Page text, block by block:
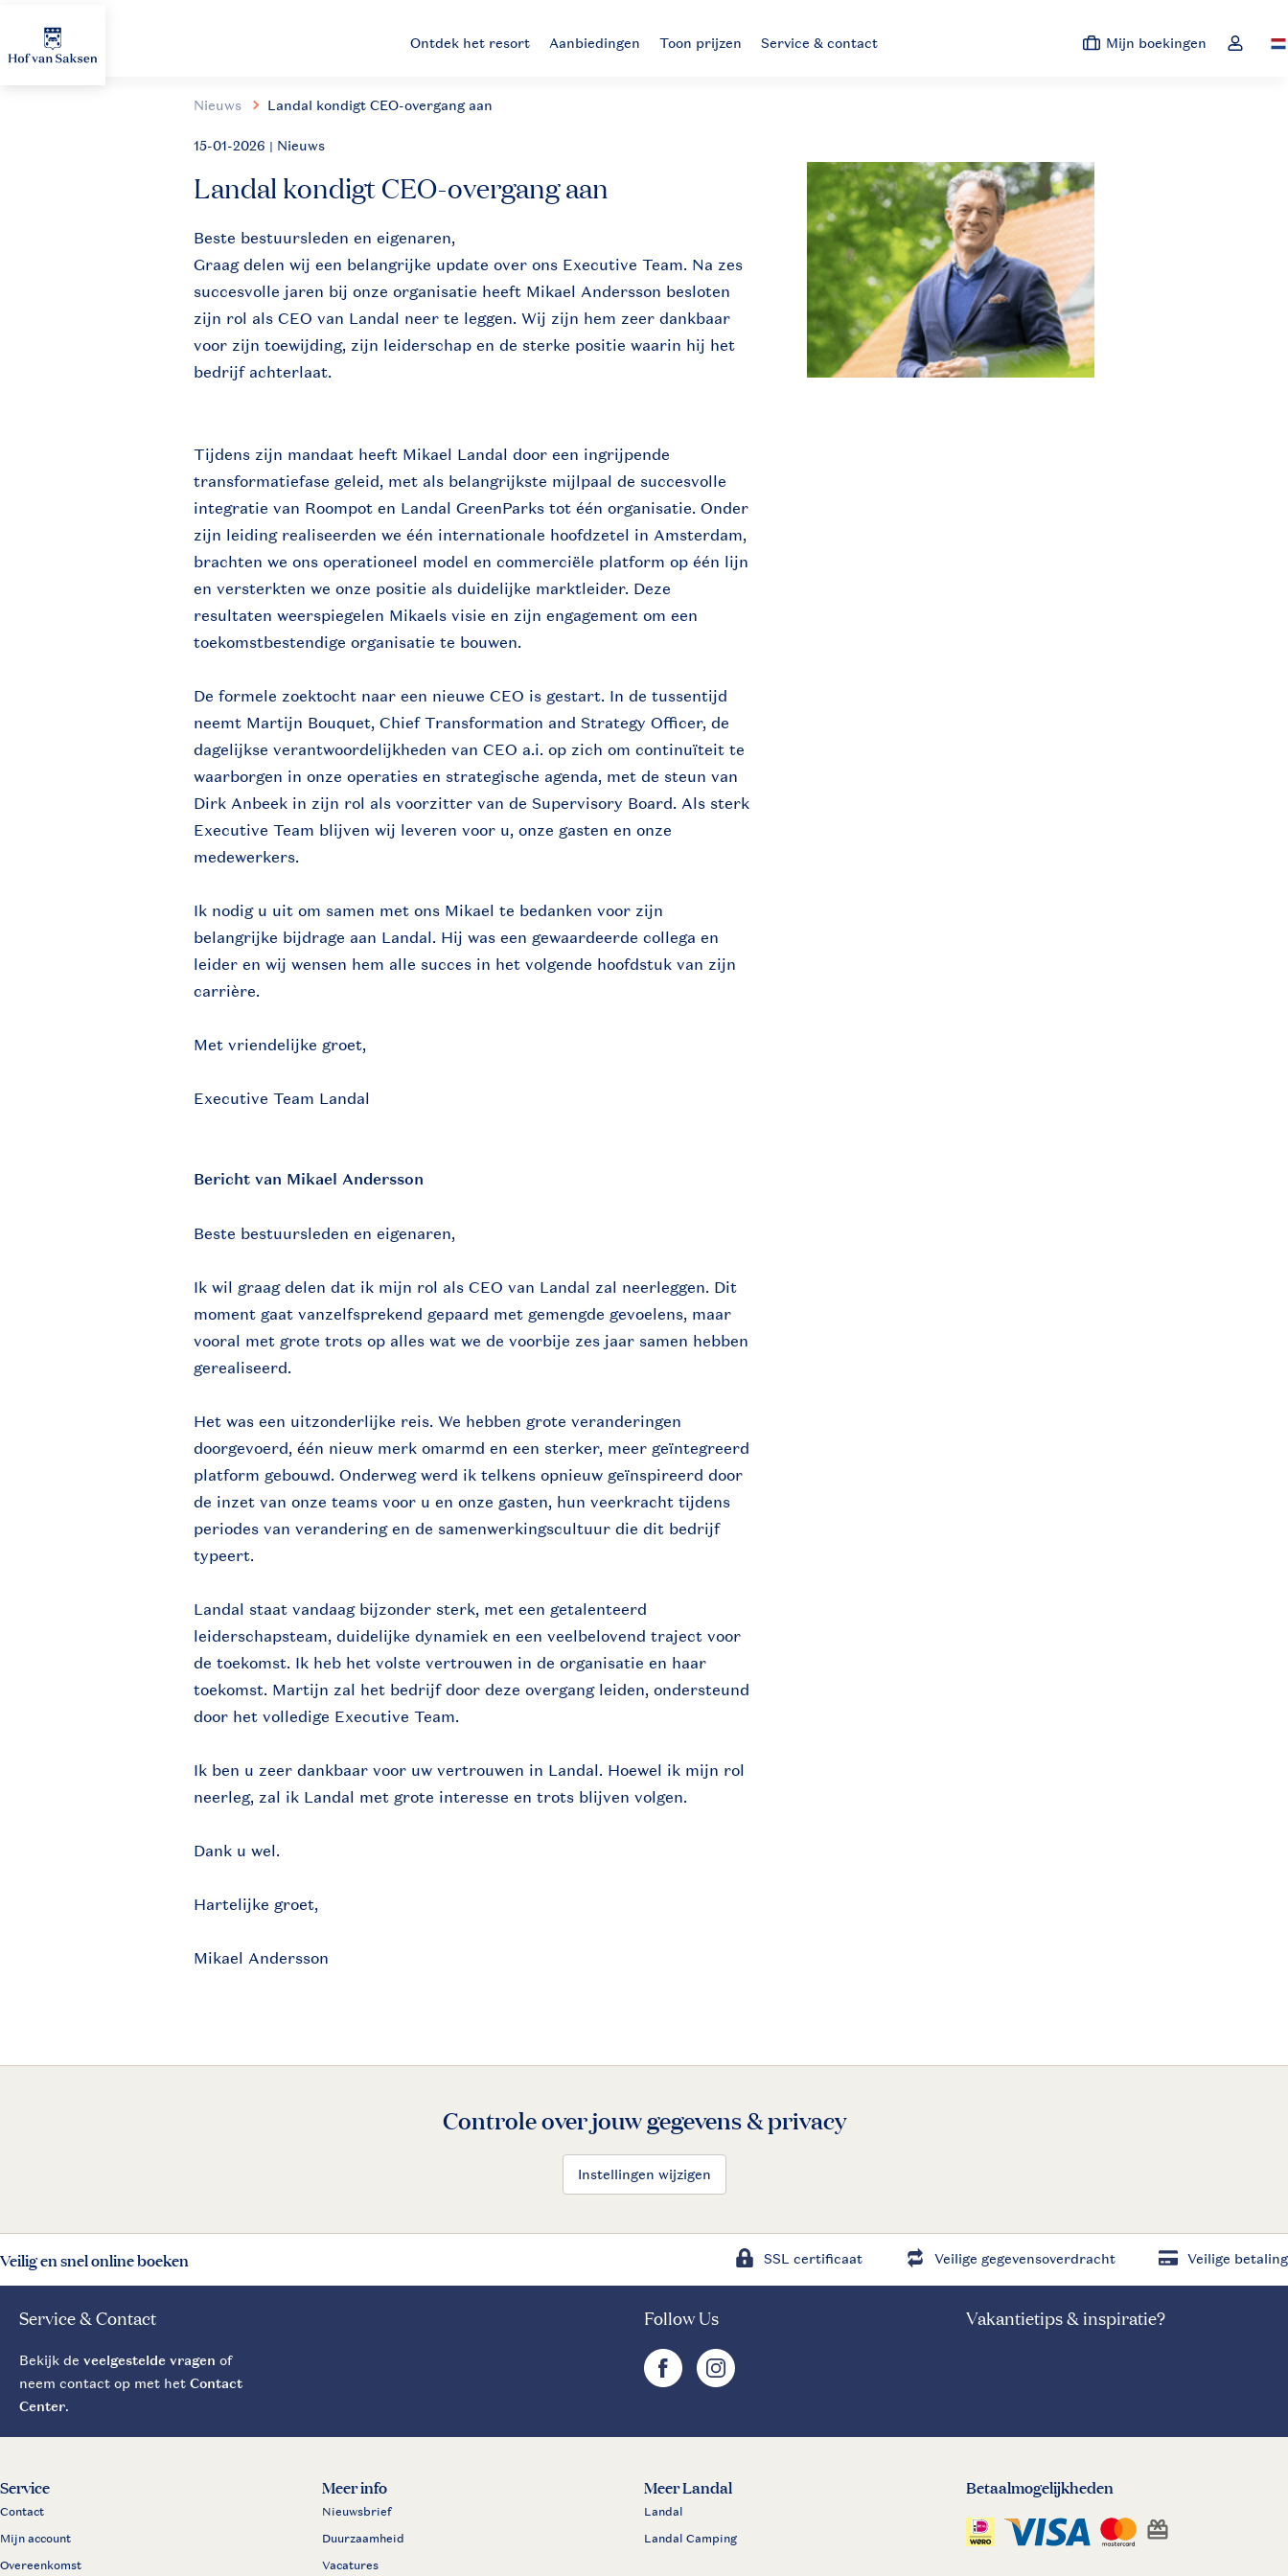
Ontdek het resort Aanbiedingen Toon prijzen Service & contact Mijn boekingen Open
Nieuws Landal kondigt CEO-overgang aan
15-01-2026 | Nieuws
Landal kondigt CEO-overgang aan
Beste bestuursleden en eigenaren,
Graag delen wij een belangrijke update over ons Executive Team. Na zes
succesvolle jaren bij onze organisatie heeft Mikael Andersson besloten
zijn rol als CEO van Landal neer te leggen. Wij zijn hem zeer dankbaar
voor zijn toewijding, zijn leiderschap en de sterke positie waarin hij het
bedrijf achterlaat.
Tijdens zijn mandaat heeft Mikael Landal door een ingrijpende
transformatiefase geleid, met als belangrijkste mijlpaal de succesvolle
integratie van Roompot en Landal GreenParks tot één organisatie. Onder
zijn leiding realiseerden we één internationale hoofdzetel in Amsterdam,
brachten we ons operationeel model en commerciële platform op één lijn
en versterkten we onze positie als duidelijke marktleider. Deze
resultaten weerspiegelen Mikaels visie en zijn engagement om een
toekomstbestendige organisatie te bouwen.
De formele zoektocht naar een nieuwe CEO is gestart. In de tussentijd
neemt Martijn Bouquet, Chief Transformation and Strategy Officer, de
dagelijkse verantwoordelijkheden van CEO a.i. op zich om continuïteit te
waarborgen in onze operaties en strategische agenda, met de steun van
Dirk Anbeek in zijn rol als voorzitter van de Supervisory Board. Als sterk
Executive Team blijven wij leveren voor u, onze gasten en onze
medewerkers.
Ik nodig u uit om samen met ons Mikael te bedanken voor zijn
belangrijke bijdrage aan Landal. Hij was een gewaardeerde collega en
leider en wij wensen hem alle succes in het volgende hoofdstuk van zijn
carrière.
Met vriendelijke groet,
Executive Team Landal
Bericht van Mikael Andersson
Beste bestuursleden en eigenaren,
Ik wil graag delen dat ik mijn rol als CEO van Landal zal neerleggen. Dit
moment gaat vanzelfsprekend gepaard met gemengde gevoelens, maar
vooral met grote trots op alles wat we de voorbije zes jaar samen hebben
gerealiseerd.
Het was een uitzonderlijke reis. We hebben grote veranderingen
doorgevoerd, één nieuw merk omarmd en een sterker, meer geïntegreerd
platform gebouwd. Onderweg werd ik telkens opnieuw geïnspireerd door
de inzet van onze teams voor u en onze gasten, hun veerkracht tijdens
periodes van verandering en de samenwerkingscultuur die dit bedrijf
typeert.
Landal staat vandaag bijzonder sterk, met een getalenteerd
leiderschapsteam, duidelijke dynamiek en een veelbelovend traject voor
de toekomst. Ik heb het volste vertrouwen in de organisatie en haar
toekomst. Martijn zal het bedrijf door deze overgang leiden, ondersteund
door het volledige Executive Team.
Ik ben u zeer dankbaar voor uw vertrouwen in Landal. Hoewel ik mijn rol
neerleg, zal ik Landal met grote interesse en trots blijven volgen.
Dank u wel.
Hartelijke groet,
Mikael Andersson
Controle over jouw gegevens & privacy
Instellingen wijzigen
Veilig en snel online boeken SSL certificaat Veilige gegevensoverdracht Veilige betaling
Service & Contact
Bekijk de veelgestelde vragen of
neem contact op met het Contact
Center.
Follow Us
facebookinstagram
Vakantietips & inspiratie?
Service
Contact
Mijn account
Overeenkomst
Meer info
Nieuwsbrief
Duurzaamheid
Vacatures
Meer Landal
Landal
Landal Camping
Betaalmogelijkheden